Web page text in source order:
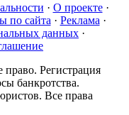
· О проекте·
по сайта · Реклама ·
данных ·
Регистрация
банкротства.
Все права